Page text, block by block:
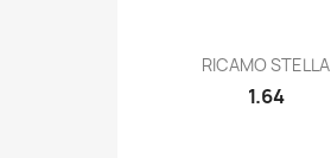
Quick view
RICAMO STELLA
1.64